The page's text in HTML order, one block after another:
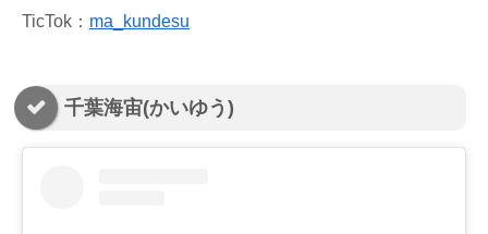
TicTok： ma_kundesu
千葉海宙(かいゆう)